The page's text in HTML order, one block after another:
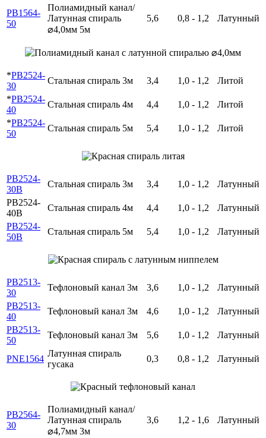
PB1564-
50
Полиамидный канал/
Латунная спираль
⌀4,0мм 5м
5,6 0,8 - 1,2 Латунный
*PB2524-
30
Стальная спираль 3м 3,4 1,0 - 1,2
Литой
*PB2524-
40
Стальная спираль 4м 4,4 1,0 - 1,2
Литой
*PB2524-
50
Стальная спираль 5м 5,4 1,0 - 1,2 Литой
PB2524-
30B
Стальная спираль 3м 3,4 1,0 - 1,2
Латунный
PB2524-
40B
Стальная спираль 4м 4,4 1,0 - 1,2
Латунный
PB2524-
50B
Стальная спираль 5м 5,4 1,0 - 1,2 Латунный
PB2513-
30
Тефлоновый канал 3м 3,6 1,0 - 1,2
Латунный
PB2513-
40
Тефлоновый канал 3м 4,6 1,0 - 1,2
Латунный
PB2513-
50
Тефлоновый канал 3м 5,6 1,0 - 1,2 Латунный
PNE1564
Латунная спираль
гусака
0,3 0,8 - 1,2 Латунный
PB2564-
30
Полиамидный канал/
Латунная спираль
⌀4,7мм 3м
3,6 1,2 - 1,6 Латунный